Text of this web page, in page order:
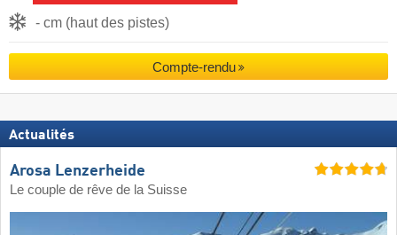
- cm (haut des pistes)
Compte-rendu
Actualités
Arosa Lenzerheide
Le couple de rêve de la Suisse